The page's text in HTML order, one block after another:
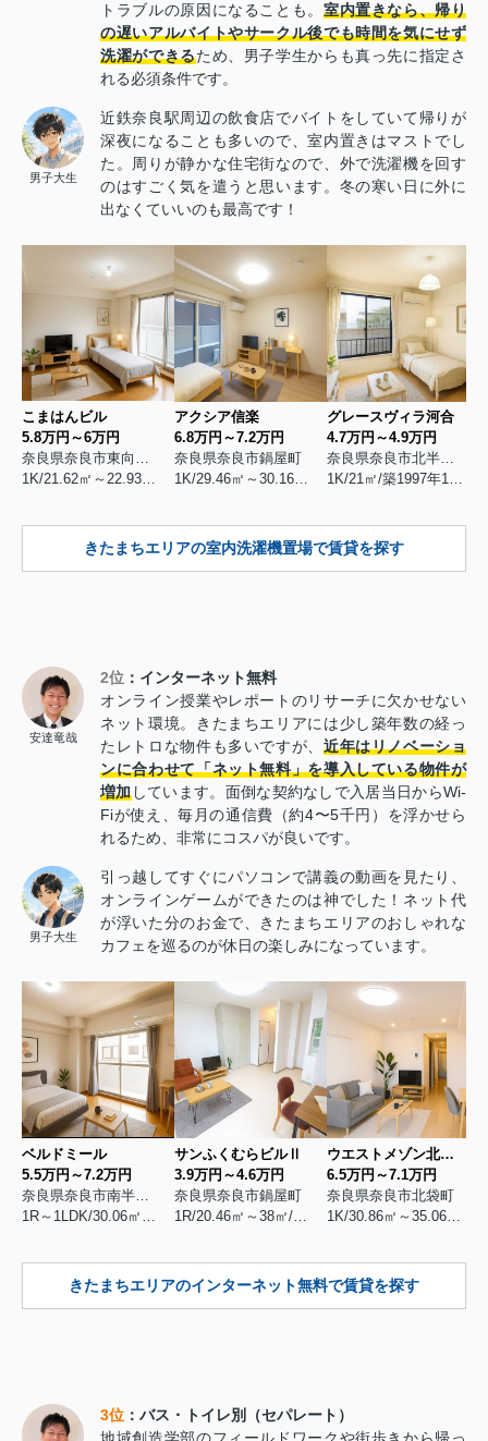
トラブルの原因になることも。 室内置きなら、帰り
の遅いアルバイトやサークル後でも時間を気にせず
洗濯ができるため、男子学生からも真っ先に指定さ
れる必須条件です。
男子大生
近鉄奈良駅周辺の飲食店でバイトをしていて帰りが
深夜になることも多いので、室内置きはマストでし
た。周りが静かな住宅街なので、外で洗濯機を回す
のはすごく気を遣うと思います。冬の寒い日に外に
出なくていいのも最高です！
こまはんビル
5.8万円～6万円
奈良県奈良市東向北町
1K/21.62㎡～22.93㎡/築2017年5月
アクシア信楽
6.8万円～7.2万円
奈良県奈良市鍋屋町
1K/29.46㎡～30.16㎡/築2000年8月
グレースヴィラ河合
4.7万円～4.9万円
奈良県奈良市北半田西町
1K/21㎡/築1997年10月
きたまちエリアの室内洗濯機置場で賃貸を探す
安達竜哉
2位 ：インターネット無料
オンライン授業やレポートのリサーチに欠かせない
ネット環境。きたまちエリアには少し築年数の経っ
たレトロな物件も多いですが、 近年はリノベーショ
ンに合わせて「ネット無料」を導入している物件が
増加しています。面倒な契約なしで入居当日からWi-
Fiが使え、毎月の通信費（約4〜5千円）を浮かせら
れるため、非常にコスパが良いです。
男子大生
引っ越してすぐにパソコンで講義の動画を見たり、
オンラインゲームができたのは神でした！ネット代
が浮いた分のお金で、きたまちエリアのおしゃれな
カフェを巡るのが休日の楽しみになっています。
ベルドミール
5.5万円～7.2万円
サンふくむらビルⅡ
3.9万円～4.6万円
奈良県奈良市鍋屋町
ウエストメゾン北袋Ⅱ
6.5万円～7.1万円
奈良県奈良市北袋町
きたまちエリアのインターネット無料で賃貸を探す
3位 ：バス・トイレ別（セパレート）
地域創造学部のフィールドワークや街歩きから帰っ